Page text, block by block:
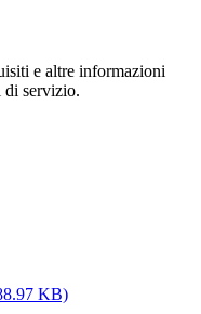
e altre informazioni
di servizio.
KB)